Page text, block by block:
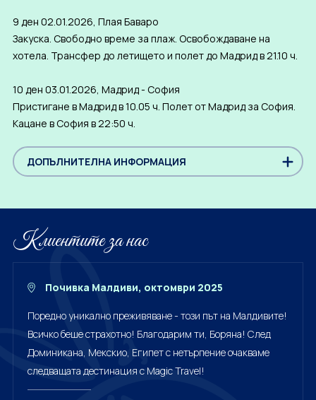
9 ден 02.01.2026, Плая Баваро
Закуска. Свободно време за плаж. Освобождаване на
хотела. Трансфер до летището и полет до Мадрид в 21.10 ч.
10 ден 03.01.2026, Мадрид - София
Пристигане в Мадрид в 10.05 ч. Полет от Мадрид за София.
Кацане в София в 22:50 ч.
ДОПЪЛНИТЕЛНА ИНФОРМАЦИЯ
Клиентите за нас
Почивка Малдиви, октомври 2025
Поредно уникално преживяване - този път на Малдивите!
Всичко беше страхотно! Благодарим ти, Боряна! След
Доминикана, Мекскио, Египет с нетърпение очакваме
следващата дестинация с Magic Travel!